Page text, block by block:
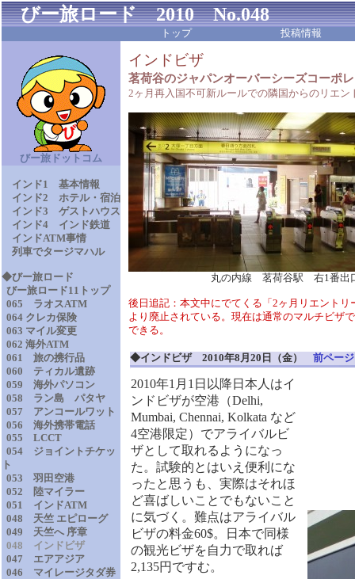
びー旅ロード 2010 No.048
トップ 投稿情報
びー旅ドットコム
インド1 基本情報
インド2 ホテル・宿泊
インド3 ゲストハウス
インド4 インド鉄道
インドATM事情
列車でタージマハル
◆びー旅ロード
びー旅ロード11トップ
065 ラオスATM
064 クレカ保険
063 マイル変更
062 海外ATM
061 旅の携行品
060 ティカル遺跡
059 海外パソコン
058 ラン島 パタヤ
057 アンコールワット
056 海外携帯電話
055 LCCT
054 ジョイントチケッ
ト
053 羽田空港
052 陸マイラー
051 インドATM
048 天竺 エピローグ
049 天竺へ 序章
048 インドビザ
047 エアアジア
046 マイレージタダ券
インドビザ
茗荷谷のジャパンオーバーシーズコーポ
2ヶ月再入国不可新ルールでの隣国からのリエン
丸の内線 茗荷谷駅 右1番出口の
後日追記：本文中にでてくる「2ヶ月リエントリ
より廃止されている。現在は通常のマルチビザ
できる。
◆インドビザ 2010年8月20日（金） 前ページ
2010年1月1日以降日本人はイ
ンドビザが空港（Delhi,
Mumbai, Chennai, Kolkata など
4空港限定）でアライバルビ
ザとして取れるようになっ
た。試験的とはいえ便利にな
ったと思うも、実際はそれほ
ど喜ばしいことでもないこと
に気づく。難点はアライバル
ビザの料金60$。日本で同様
の観光ビザを自力で取れば
2,135円ですむ。